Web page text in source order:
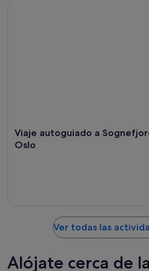
Viaje autoguiado a
Oslo
Ver todas las
Alójate cerca de